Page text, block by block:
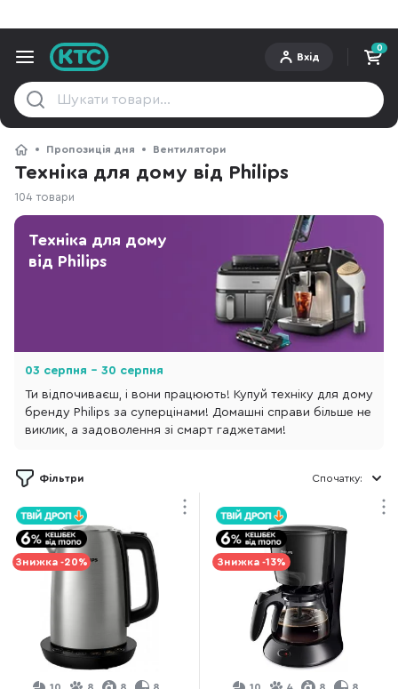
Вхід
0
Пропозиція дня Вентилятори
Техніка для дому від Philips
104 товари
Техніка для дому
від Philips
03 серпня - 30 серпня
Ти відпочиваєш, і вони працюють! Купуй техніку для дому
бренду Philips за суперцінами! Домашні справи більше не
виклик, а задоволення зі смарт гаджетами!
Фільтри Спочатку:
Знижка -20% Знижка -13%